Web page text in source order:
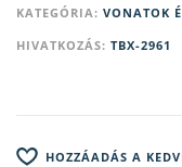
KATEGÓRIA: VONATOK
HIVATKOZÁS: TBX-2961
HOZZÁADÁS A